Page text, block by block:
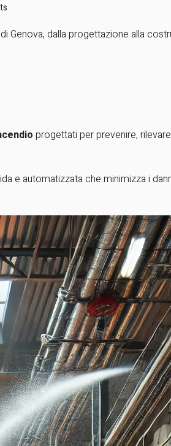
Genova, dalla progettazione alla
progettati per prevenire,
e automatizzata che minimizza i